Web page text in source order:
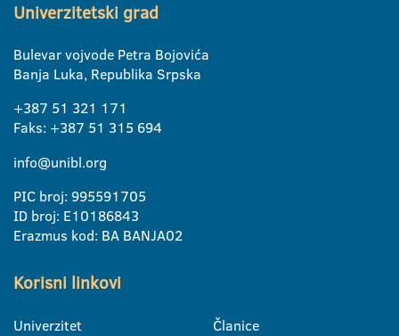
Univerzitetski grad
Bulevar vojvode Petra Bojovića
Banja Luka, Republika Srpska
+387 51 321 171
Faks: +387 51 315 694
info@unibl.org
PIC broj: 995591705
ID broj: E10186843
Erazmus kod: BA BANJA02
Korisni linkovi
Univerzitet
Članice